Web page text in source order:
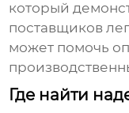
который
поставщиков
может помочь
Где найти